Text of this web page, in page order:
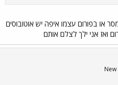
או בפורום עצמו איפה יש אוטובוסים
ואז אני ילך לצלם אותם